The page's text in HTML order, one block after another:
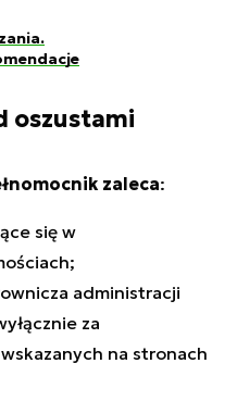
oszustami
zaleca:
się w
administracji
za
na stronach